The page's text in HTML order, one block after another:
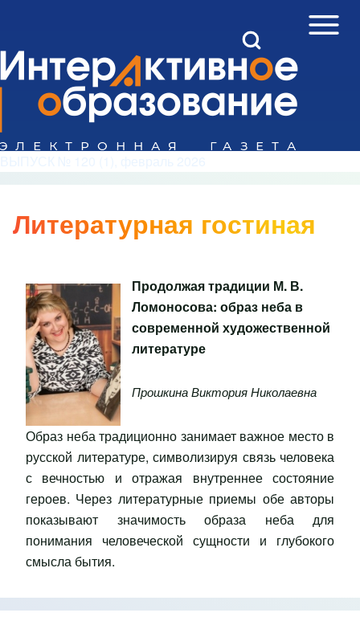
Поиск
Open Sidebar
Open Search Block
Литературная гостиная
Продолжая традиции М. В.
Ломоносова: образ неба в
современной художественной
литературе
Прошкина Виктория Николаевна
Образ неба традиционно занимает важное место в
русской литературе, символизируя связь человека
с вечностью и отражая внутреннее состояние
героев. Через литературные приемы обе авторы
показывают значимость образа неба для
понимания человеческой сущности и глубокого
смысла бытия.